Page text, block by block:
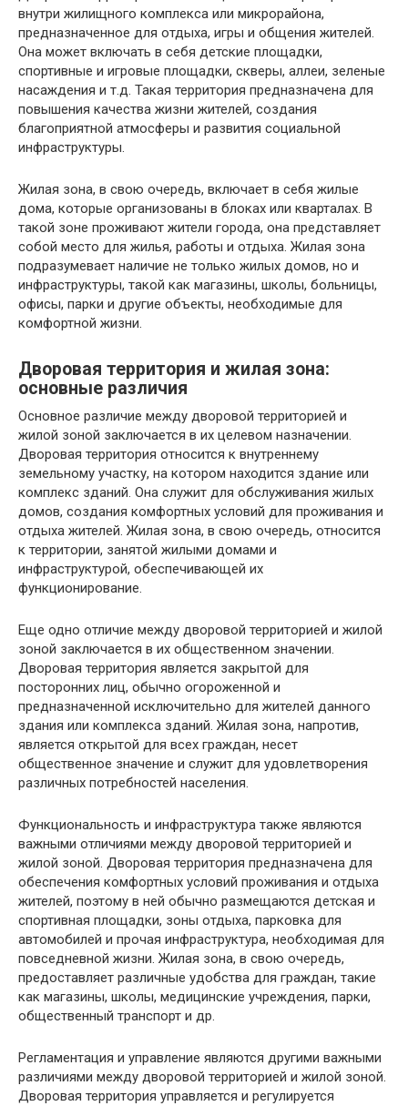
внутри жилищного комплекса или микрорайона,
предназначенное для отдыха, игры и общения жителей.
Она может включать в себя детские площадки,
спортивные и игровые площадки, скверы, аллеи, зеленые
насаждения и т.д. Такая территория предназначена для
повышения качества жизни жителей, создания
благоприятной атмосферы и развития социальной
инфраструктуры.
Жилая зона, в свою очередь, включает в себя жилые
дома, которые организованы в блоках или кварталах. В
такой зоне проживают жители города, она представляет
собой место для жилья, работы и отдыха. Жилая зона
подразумевает наличие не только жилых домов, но и
инфраструктуры, такой как магазины, школы, больницы,
офисы, парки и другие объекты, необходимые для
комфортной жизни.
Дворовая территория и жилая зона:
основные различия
Основное различие между дворовой территорией и
жилой зоной заключается в их целевом назначении.
Дворовая территория относится к внутреннему
земельному участку, на котором находится здание или
комплекс зданий. Она служит для обслуживания жилых
домов, создания комфортных условий для проживания и
отдыха жителей. Жилая зона, в свою очередь, относится
к территории, занятой жилыми домами и
инфраструктурой, обеспечивающей их
функционирование.
Еще одно отличие между дворовой территорией и жилой
зоной заключается в их общественном значении.
Дворовая территория является закрытой для
посторонних лиц, обычно огороженной и
предназначенной исключительно для жителей данного
здания или комплекса зданий. Жилая зона, напротив,
является открытой для всех граждан, несет
общественное значение и служит для удовлетворения
различных потребностей населения.
Функциональность и инфраструктура также являются
важными отличиями между дворовой территорией и
жилой зоной. Дворовая территория предназначена для
обеспечения комфортных условий проживания и отдыха
жителей, поэтому в ней обычно размещаются детская и
спортивная площадки, зоны отдыха, парковка для
автомобилей и прочая инфраструктура, необходимая для
повседневной жизни. Жилая зона, в свою очередь,
предоставляет различные удобства для граждан, такие
как магазины, школы, медицинские учреждения, парки,
общественный транспорт и др.
Регламентация и управление являются другими важными
различиями между дворовой территорией и жилой зоной.
Дворовая территория управляется и регулируется